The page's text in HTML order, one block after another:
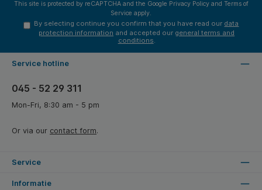
This site is protected by reCAPTCHA and the Google Privacy Policyand Terms of
Service apply.
By selecting continue you confirm that you have read our data
protection information and accepted our general terms and
conditions
Service hotline
045 - 52 29 311
Mon-Fri, 8:30 am - 5 pm
Or via our contact form.
Service
Informatie